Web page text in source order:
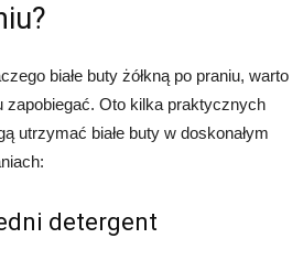
białe buty żółkną po praniu, warto
zapobiegać. Oto kilka praktycznych
utrzymać białe buty w doskonałym
detergent